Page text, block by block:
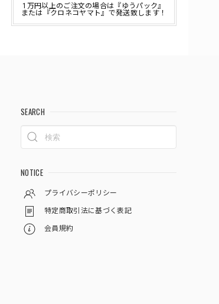
1万円以上のご注文の場合は『ゆうパック』
または『クロネコヤマト』で発送致します！
SEARCH
NOTICE
プライバシーポリシー
特定商取引法に基づく表記
会員規約